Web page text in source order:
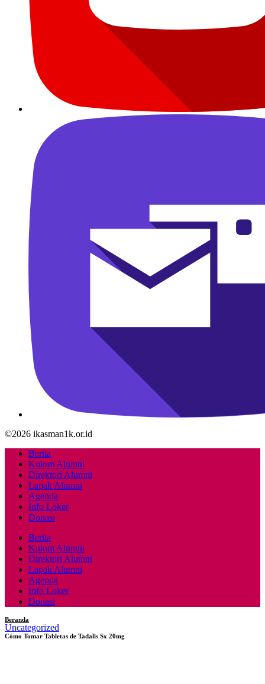
©2026 ikasman1k.or.id
Berita
Kolom Alumni
Direktori Alumni
Lapak Alumni
Agenda
Info Loker
Donasi
Berita
Kolom Alumni
Direktori Alumni
Lapak Alumni
Agenda
Info Loker
Donasi
Beranda
Uncategorized
Cómo Tomar Tabletas de Tadalis Sx 20mg